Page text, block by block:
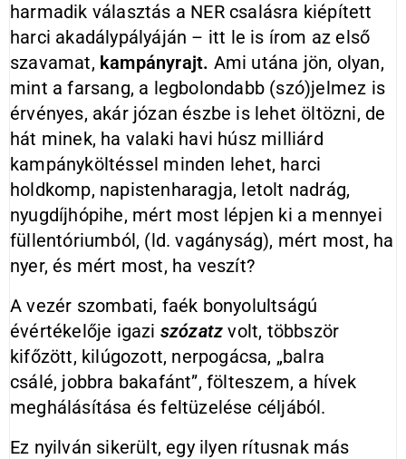
harmadik választás a NER csalásra kiépített
harci akadálypályáján – itt le is írom az első
szavamat, kampányrajt. Ami utána jön, olyan,
mint a farsang, a legbolondabb (szó)jelmez is
érvényes, akár józan észbe is lehet öltözni, de
hát minek, ha valaki havi húsz milliárd
kampányköltéssel minden lehet, harci
holdkomp, napistenharagja, letolt nadrág,
nyugdíjhópihe, mért most lépjen ki a mennyei
füllentóriumból, (ld. vagányság), mért most, ha
nyer, és mért most, ha veszít?
A vezér szombati, faék bonyolultságú
évértékelője igazi szózatz volt, többször
kifőzött, kilúgozott, nerpogácsa, „balra
csálé, jobbra bakafánt”, fölteszem, a hívek
meghálásítása és feltüzelése céljából.
Ez nyilván sikerült, egy ilyen rítusnak más